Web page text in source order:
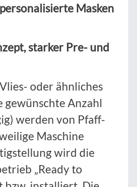
Masken
starker Pre- und
oder ähnliches
Anzahl
werden von Pfaff-
Maschine
wird die
„Ready to